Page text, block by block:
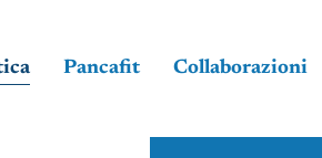
Pancafit Collaborazioni